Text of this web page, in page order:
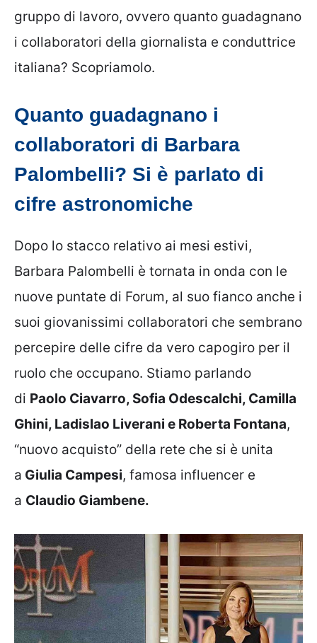
gruppo di lavoro, ovvero quanto guadagnano
i collaboratori della giornalista e conduttrice
italiana? Scopriamolo.
Quanto guadagnano i
collaboratori di Barbara
Palombelli? Si è parlato di
cifre astronomiche
Dopo lo stacco relativo ai mesi estivi,
Barbara Palombelli è tornata in onda con le
nuove puntate di Forum, al suo fianco anche i
suoi giovanissimi collaboratori che sembrano
percepire delle cifre da vero capogiro per il
ruolo che occupano. Stiamo parlando
di Paolo Ciavarro, Sofia Odescalchi, Camilla
Ghini, Ladislao Liverani e Roberta Fontana,
“nuovo acquisto” della rete che si è unita
a Giulia Campesi, famosa influencer e
a Claudio Giambene.